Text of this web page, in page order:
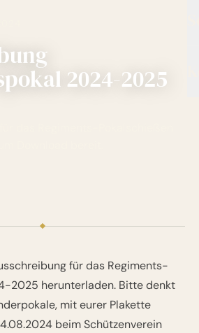
2024-2025
für das Regiments-
2025 herunterladen. Bitte denkt
mit eurer Plakette
beim Schützenverein